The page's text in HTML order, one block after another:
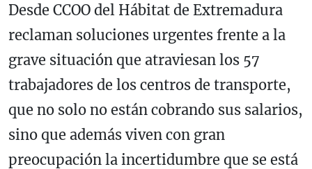
Desde CCOO del Hábitat de Extremadura
reclaman soluciones urgentes frente a la
grave situación que atraviesan los 57
trabajadores de los centros de transporte,
que no solo no están cobrando sus salarios,
sino que además viven con gran
preocupación la incertidumbre que se está